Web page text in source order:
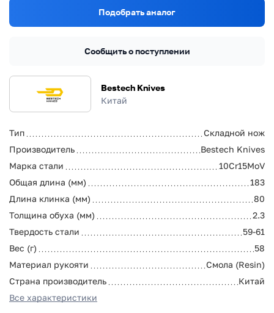
Bestech Knives
Китай
Тип
Складной нож
Производитель
Bestech Knives
Марка стали
10Cr15MoV
Общая длина (мм)
183
Длина клинка (мм)
80
Толщина обуха (мм)
2.3
Твердость стали
59-61
Вес (г)
58
Материал рукояти
Смола (Resin)
Страна производитель
Китай
Все характеристики
Подобрать аналог
Сообщить о поступлении